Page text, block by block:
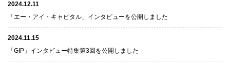
2024.12.11
「エー・アイ・キャピタル」インタビューを公開しました
2024.11.15
「GIP」インタビュー特集第3回を公開しました